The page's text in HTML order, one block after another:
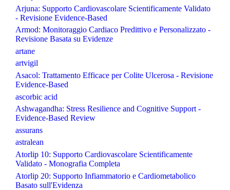
Arjuna: Supporto Cardiovascolare Scientificamente Validato
- Revisione Evidence-Based
Armod: Monitoraggio Cardiaco Predittivo e Personalizzato -
Revisione Basata su Evidenze
artane
artvigil
Asacol: Trattamento Efficace per Colite Ulcerosa - Revisione
Evidence-Based
ascorbic acid
Ashwagandha: Stress Resilience and Cognitive Support -
Evidence-Based Review
assurans
astralean
Atorlip 10: Supporto Cardiovascolare Scientificamente
Validato - Monografia Completa
Atorlip 20: Supporto Infiammatorio e Cardiometabolico
Basato sull'Evidenza